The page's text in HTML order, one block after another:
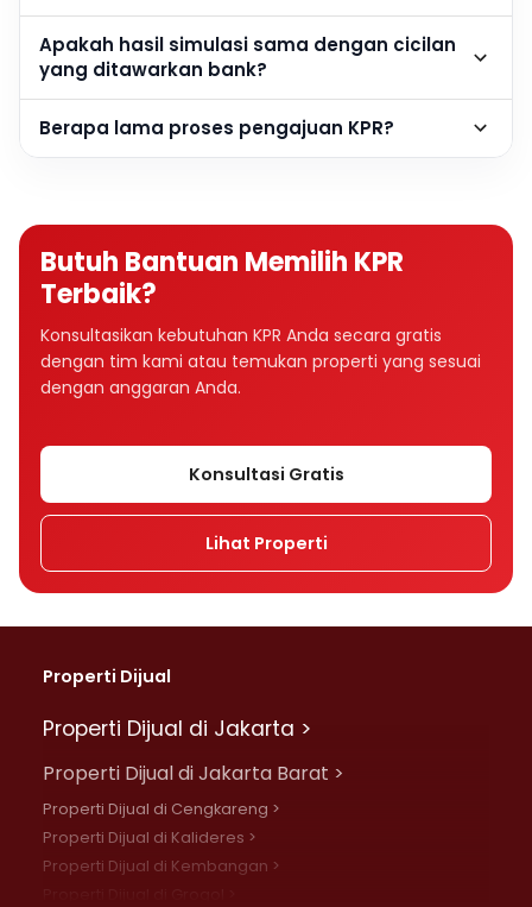
Apakah hasil simulasi sama dengan cicilan
yang ditawarkan bank?
Berapa lama proses pengajuan KPR?
Butuh Bantuan Memilih KPR
Terbaik?
Konsultasikan kebutuhan KPR Anda secara gratis
dengan tim kami atau temukan properti yang sesuai
dengan anggaran Anda.
Konsultasi Gratis
Lihat Properti
Properti Dijual
Properti Dijual di Jakarta >
Properti Dijual di Jakarta Barat >
Properti Dijual di Cengkareng >
Properti Dijual di Kalideres >
Properti Dijual di Kembangan >